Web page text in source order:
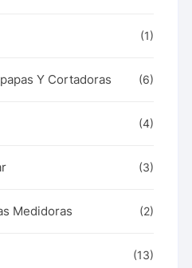
(1)
Y Cortadoras (6)
(4)
(3)
Medidoras (2)
(13)